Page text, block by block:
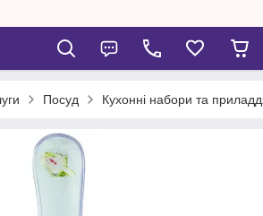
Посуд Кухонні набори та